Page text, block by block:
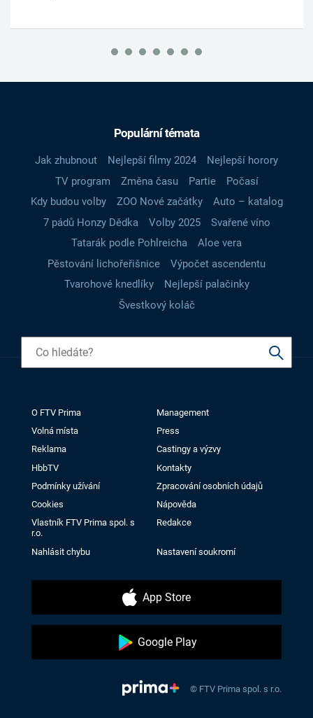
Populární témata
Jak zhubnout Nejlepší filmy 2024
Nejlepší horory
TV program
Změna času Partie
Počasí
Kdy budou volby
ZOO Nové začátky
Auto – katalog
7 pádů Honzy Dědka
Volby 2025
Svařené víno
Tatarák podle Pohlreicha
Aloe vera
Pěstování lichořeřišnice
Výpočet ascendentu
Tvarohové knedlíky
Nejlepší palačinky
Švestkový koláč
O FTV Prima
Management
Volná místa
Press
Reklama
Castingy a výzvy
HbbTV
Kontakty
Podmínky užívání
Zpracování osobních údajů
Cookies
Nápověda
Vlastník FTV Prima spol. s
r.o.
Redakce
Nahlásit chybu Nastavení soukromí
App Store
Google Play
© FTV Prima spol. s r.o.